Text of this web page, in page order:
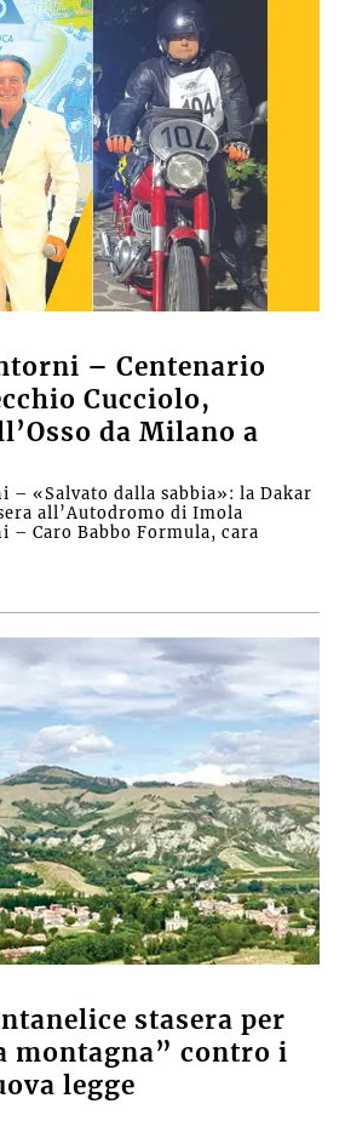
– Centenario
Cucciolo,
da Milano a
«Salvato dalla sabbia»: la Dakar
all’Autodromo di Imola
Caro Babbo Formula, cara
stasera per
montagna” contro i
legge